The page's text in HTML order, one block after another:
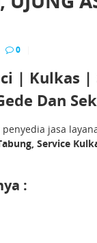
0
| Kulkas
Dan
jasa
Service
: